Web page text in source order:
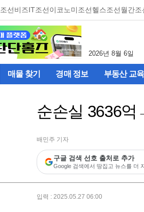
조선비즈IT조선이코노미조선헬스조선월간조
2026년 8월 6일
매물 찾기 경매 정보 부동산 교육
순손실 3636
배민주 기자
구글 검색 선호 출처로 추가
Google 검색에서 땅집고 뉴스를 더
입력 : 2025.05.27 06:00